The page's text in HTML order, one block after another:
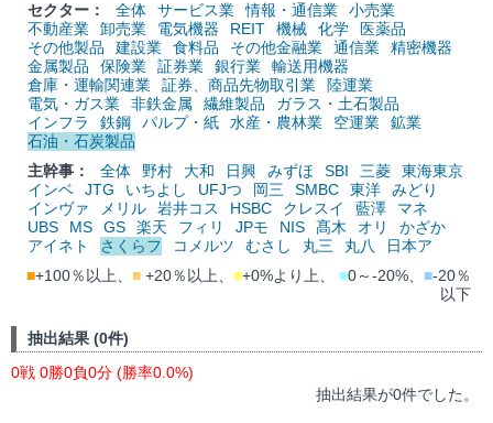
セクター：
全体 サービス業 情報・通信業
小売業
不動産業
卸売業 電気機器 REIT 機械 化学
医薬品
その他製品
建設業 食料品 その他金融業 通信業
精密機器
金属製品
保険業 証券業 銀行業
輸送用機器
倉庫・運輸関連業
証券、商品先物取引業
陸運業
電気・ガス業
非鉄金属 繊維製品
ガラス・土石製品
インフラ
鉄鋼 パルプ・紙 水産・農林業 空運業
鉱業
石油・石炭製品
主幹事：
全体 野村 大和 日興 みずほ SBI 三菱
東海東京
インベ
JTG いちよし UFJつ 岡三 SMBC 東洋
みどり
インヴァ
メリル 岩井コス HSBC クレスイ 藍澤
マネ
UBS
MS GS 楽天 フィリ JPモ NIS 髙木 オリ
かざか
アイネト
さくらフ コメルツ むさし 丸三 丸八
日本ア
■+100％以上、 ■ +20％以上、 ■+0%より上、 ■0～-20%、 ■-20％
以下
抽出結果 (0件)
0戦 0勝0負0分 (勝率0.0%)
抽出結果が0件でした。